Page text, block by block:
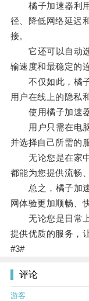
橘子加速器利用
径、降低网络延迟
接。
它还可以自动选
输速度和最稳定的
不仅如此，橘子
用户在线上的隐私
使用橘子加速器
用户只需在电脑
并选择自己所需的
无论您是在家中
都能为您提供流畅
总之，橘子加速
网体验更加顺畅、
无论您是日常上
提供优质的服务，
#3#
评论
游客